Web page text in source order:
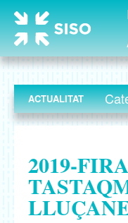
ACTUALITAT
2019-